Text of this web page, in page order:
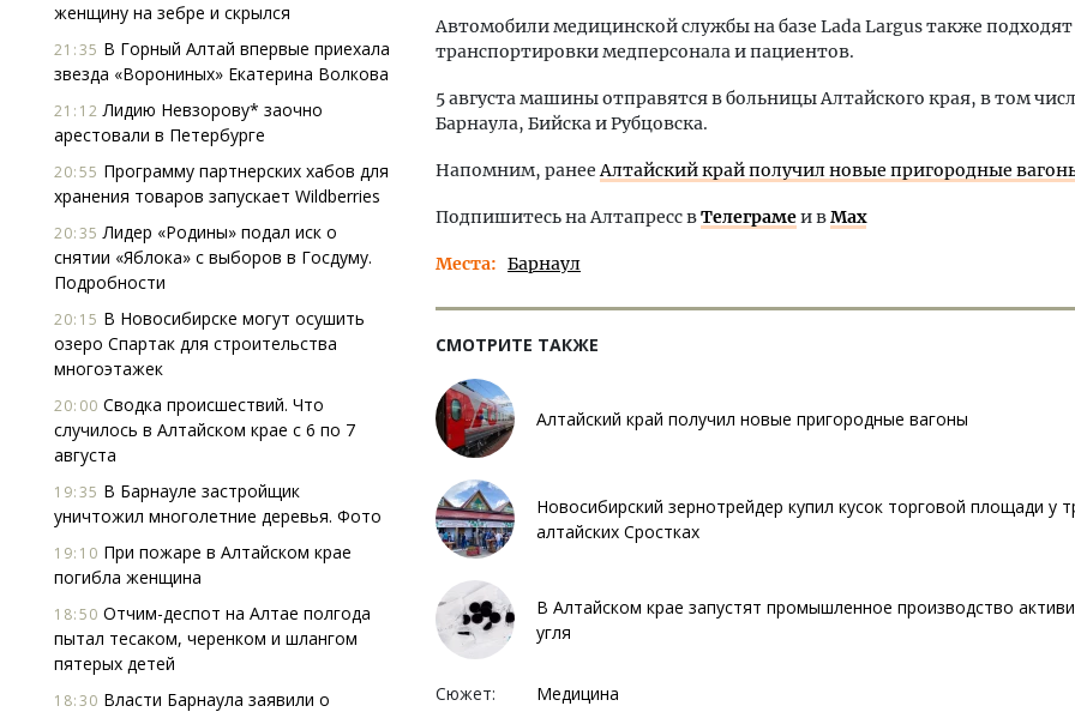
женщину на зебре и скрылся
21:35 В Горный Алтай впервые приехала
звезда «Ворониных» Екатерина Волкова
21:12 Лидию Невзорову* заочно
арестовали в Петербурге
20:55 Программу партнерских хабов для
хранения товаров запускает Wildberries
20:35 Лидер «Родины» подал иск о
снятии «Яблока» с выборов в Госдуму.
Подробности
20:15 В Новосибирске могут осушить
озеро Спартак для строительства
многоэтажек
20:00 Сводка происшествий. Что
случилось в Алтайском крае с 6 по 7
августа
19:35 В Барнауле застройщик
уничтожил многолетние деревья. Фото
19:10 При пожаре в Алтайском крае
погибла женщина
18:50 Отчим-деспот на Алтае полгода
пытал тесаком, черенком и шлангом
пятерых детей
18:30 Власти Барнаула заявили о
Автомобили медицинской службы на базе Lada Largus также
транспортировки медперсонала и пациентов.
5 августа машины отправятся в больницы Алтайского края, в том
Барнаула, Бийска и Рубцовска.
Напомним, ранееАлтайский край получил новые пригородные
Подпишитесь на Алтапресс вТелеграмеи вMax
Места Барнаул
СМОТРИТЕ ТАКЖЕ
Алтайский край получил новые пригородные вагоны
Новосибирский зернотрейдер купил кусок торговой площади у
алтайских Сростках
В Алтайском крае запустят промышленное производство
угля
Сюжет: Медицина